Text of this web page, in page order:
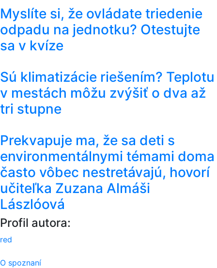
Myslíte si, že ovládate triedenie
odpadu na jednotku? Otestujte
sa v kvíze
Sú klimatizácie riešením? Teplotu
v mestách môžu zvýšiť o dva až
tri stupne
Prekvapuje ma, že sa deti s
environmentálnymi témami doma
často vôbec nestretávajú, hovorí
učiteľka Zuzana Almáši
Lászlóová
Profil autora:
red
O spoznaní